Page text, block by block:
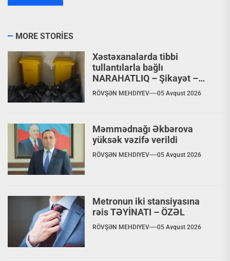
MORE STORIES
Xəstəxanalarda tibbi
tullantılarla bağlı
NARAHATLIQ – Şikayət –
VİDEO
RÖVŞƏN MEHDIYEV 05 Avqust 2026
Məmmədnağı Əkbərova
yüksək vəzifə verildi
RÖVŞƏN MEHDIYEV 05 Avqust 2026
Metronun iki stansiyasına
rəis TƏYİNATI – ÖZƏL
RÖVŞƏN MEHDIYEV 05 Avqust 2026